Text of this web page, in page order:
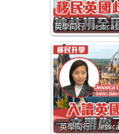
英學同行｜Jessica
英學同行｜